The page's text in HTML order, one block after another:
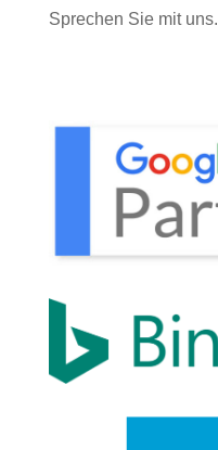
Sprechen Sie mit uns.